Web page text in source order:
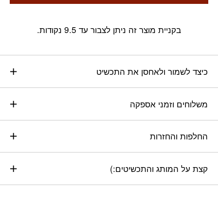
בקניית מוצר זה ניתן לצבור עד 9.5 נקודות.
כיצד לשמור ולאחסן את התכשיט
משלוחים וזמני אספקה
החלפות והחזרות
קצת על המותג והתכשיטים:)